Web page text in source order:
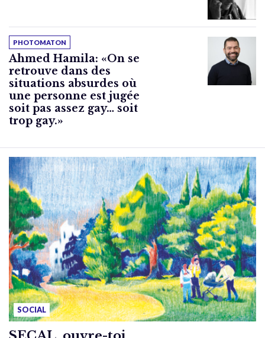
PHOTOMATON
Ahmed Hamila: «On se
retrouve dans des
situations absurdes où
une personne est jugée
soit pas assez gay… soit
trop gay.»
SOCIAL